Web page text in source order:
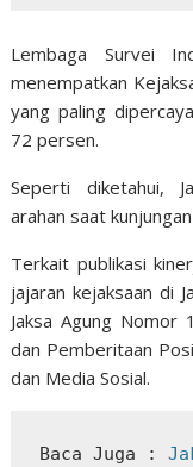
Lembaga Survei
menempatkan
yang paling
72 persen.
Seperti diketahui,
arahan saat
Terkait publikasi
jajaran kejaksaan di
Jaksa Agung Nomor
dan Pemberitaan
dan Media Sosial.
Baca Juga :